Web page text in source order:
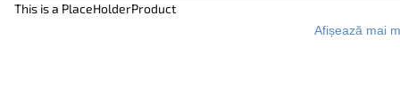
This is a PlaceHolderProduct
Afișează mai